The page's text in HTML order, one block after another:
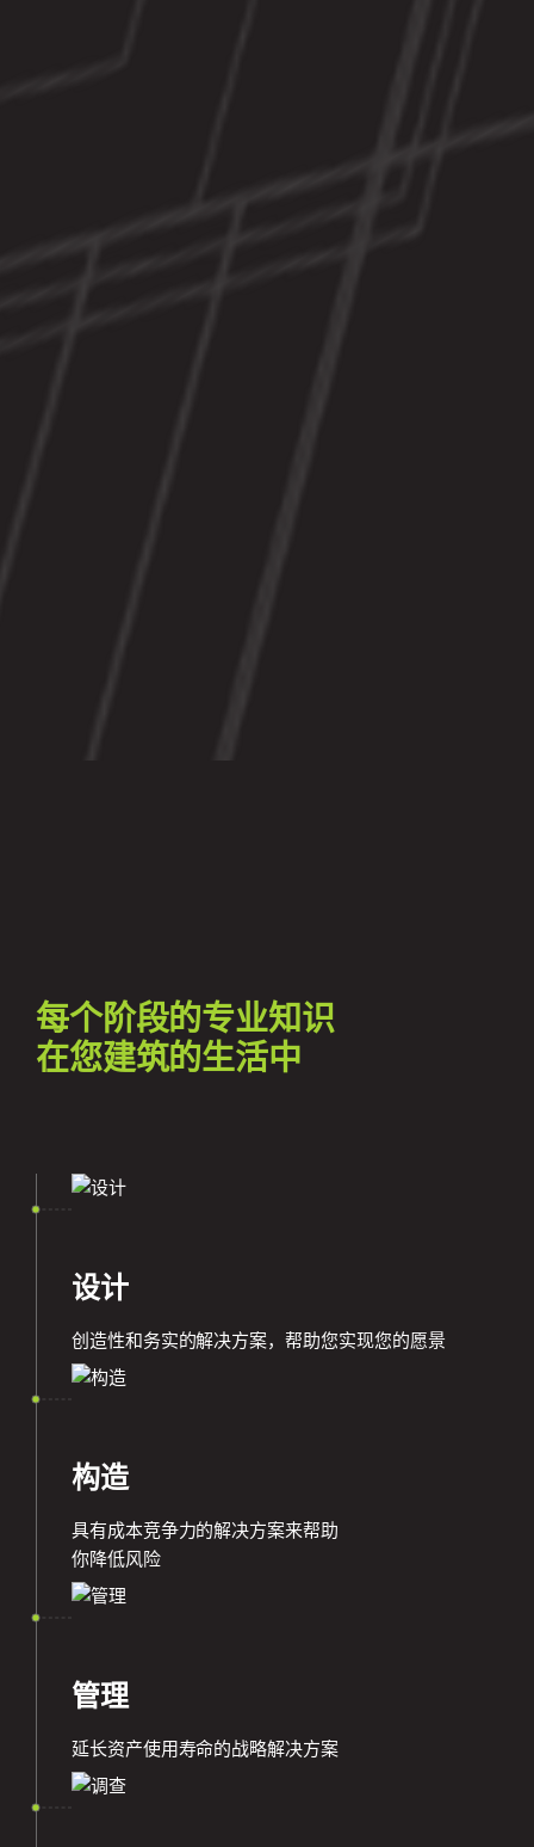
每个阶段的专业知识
在您建筑的生活中
设计
创造性和务实的解决方案，帮助您实现您的愿景
构造
具有成本竞争力的解决方案来帮助
你降低风险
管理
延长资产使用寿命的战略解决方案